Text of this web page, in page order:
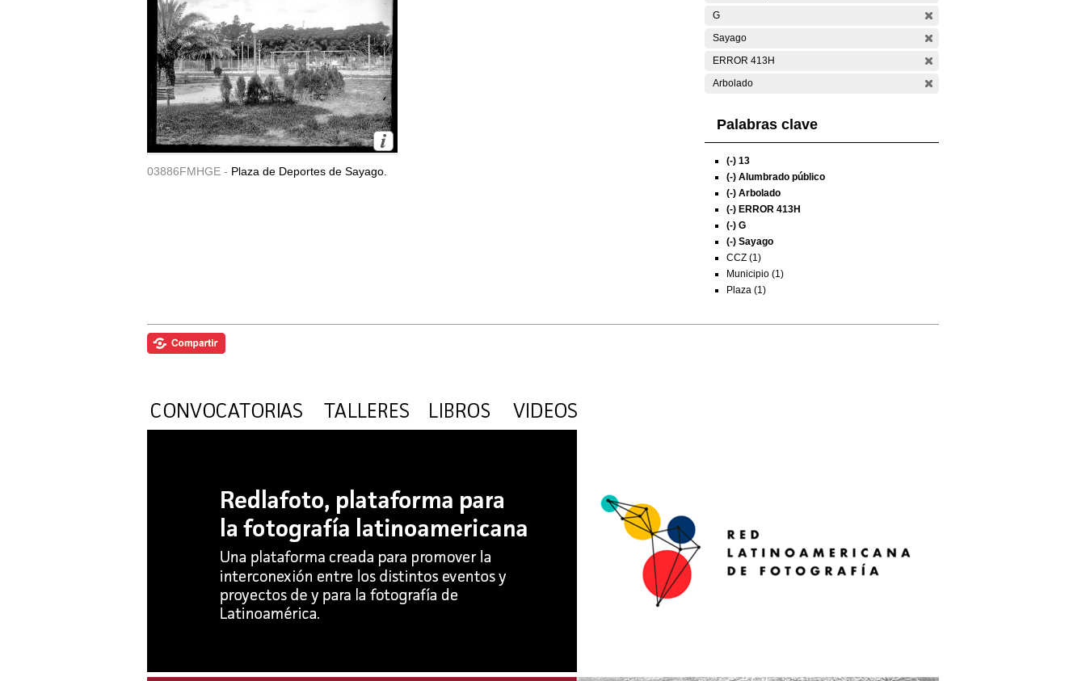
03886FMHGE - Plaza de Deportes de Sayago.
G
Sayago
ERROR 413H
Arbolado
Palabras clave
(-) 13
(-) Alumbrado público
(-) Arbolado
(-) ERROR 413H
(-) G
(-) Sayago
CCZ (1)
Municipio (1)
Plaza (1)